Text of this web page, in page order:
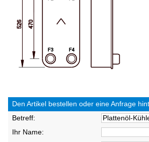
Den Artikel bestellen oder eine Anfrage
Betreff:
Ihr Name: